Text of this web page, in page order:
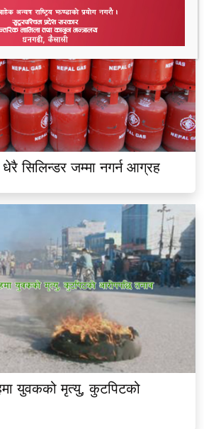
सिलिन्डर जम्मा नगर्न आग्रह
युवकको मृत्यु, कुटपिटको